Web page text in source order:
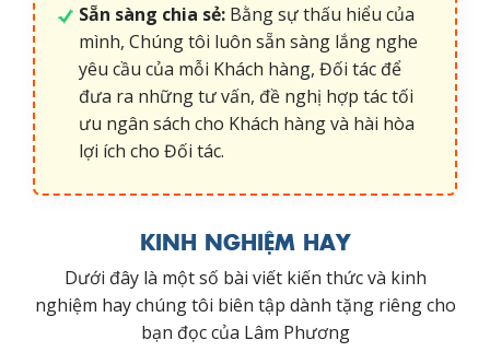
Sẵn sàng chia sẻ: Bằng sự thấu hiểu của
mình, Chúng tôi luôn sẵn sàng lắng nghe
yêu cầu của mỗi Khách hàng, Đối tác để
đưa ra những tư vấn, đề nghị hợp tác tối
ưu ngân sách cho Khách hàng và hài hòa
lợi ích cho Đối tác.
KINH NGHIỆM HAY
Dưới đây là một số bài viết kiến thức và kinh
nghiệm hay chúng tôi biên tập dành tặng riêng cho
bạn đọc của Lâm Phương